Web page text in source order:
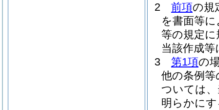
2
前項の規
を書面等
等の規定
当該作成
3
第1項の
他の条例
ついては
明らかに